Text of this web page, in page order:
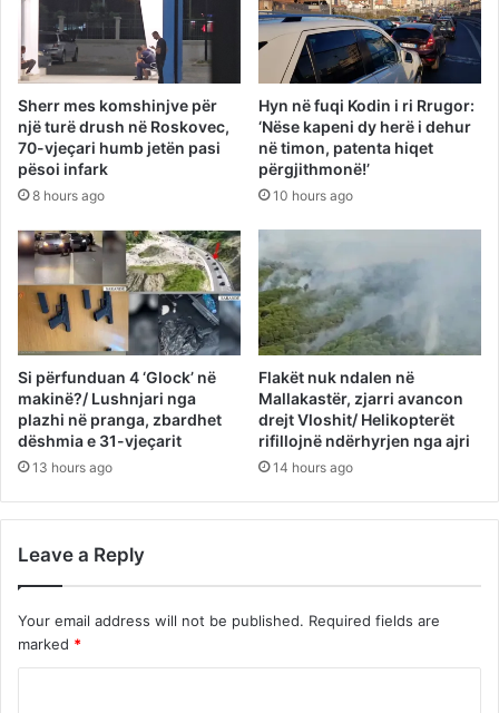
Sherr mes komshinjve për
një turë drush në Roskovec,
70-vjeçari humb jetën pasi
pësoi infark
8 hours ago
Hyn në fuqi Kodin i ri Rrugor:
‘Nëse kapeni dy herë i dehur
në timon, patenta hiqet
përgjithmonë!’
10 hours ago
Si përfunduan 4 ‘Glock’ në
makinë?/ Lushnjari nga
plazhi në pranga, zbardhet
dëshmia e 31-vjeçarit
13 hours ago
Flakët nuk ndalen në
Mallakastër, zjarri avancon
drejt Vloshit/ Helikopterët
rifillojnë ndërhyrjen nga ajri
14 hours ago
Leave a Reply
Your email address will not be published. Required fields are
marked *